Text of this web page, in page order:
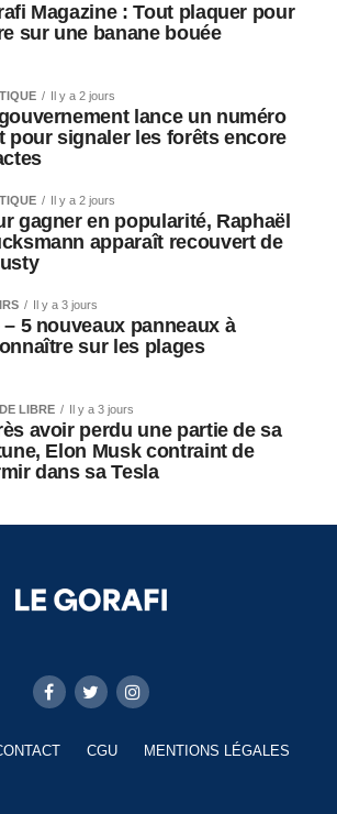
Magazine : Tout plaquer pour
sur une banane bouée
Il y a 2 jours
lance un numéro
pour signaler les forêts encore
Il y a 2 jours
gagner en popularité, Raphaël
apparaît recouvert de
Il y a 3 jours
– 5 nouveaux panneaux à
sur les plages
LIBRE Il y a 3 jours
avoir perdu une partie de sa
Elon Musk contraint de
dans sa Tesla
CGU MENTIONS LÉGALES